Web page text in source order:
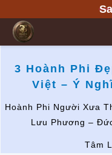
tới
3 Hoành Phi
Việt – Ý
Hoành Phi Người Xưa
Lưu Phương –
Tâm